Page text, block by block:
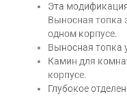
Эта
Выносная топка
одном корпусе.
Выносная топка
Камин для
корпусе.
Глубокое